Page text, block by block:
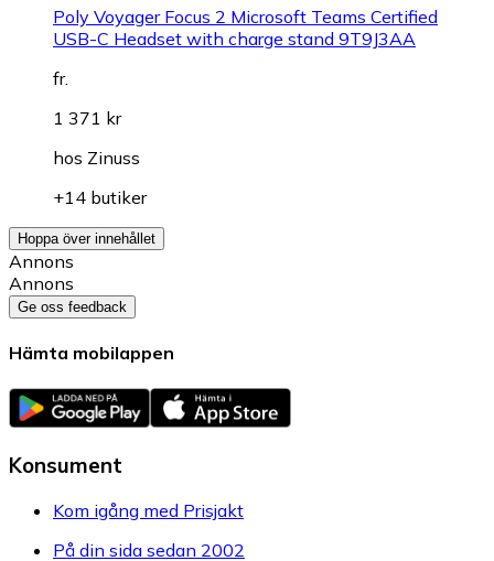
Poly Voyager Focus 2 Microsoft Teams Certified
USB-C Headset with charge stand 9T9J3AA
fr.
1 371 kr
hos Zinuss
+14 butiker
Hoppa över innehållet
Annons
Annons
Ge oss feedback
Hämta mobilappen
Konsument
Kom igång med Prisjakt
På din sida sedan 2002